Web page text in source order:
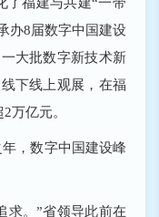
办8届数字中国建设
大批数字新技术新
下线上观展，在福
万亿元。
，数字中国建设峰
求。”省领导此前在